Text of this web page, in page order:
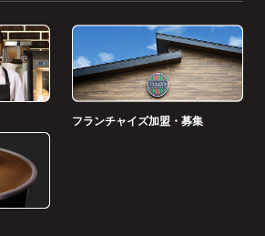
フランチャイズ加盟・募集